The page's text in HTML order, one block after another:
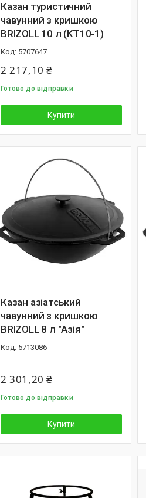
Казан туристичний
чавунний з кришкою
BRIZOLL 10 л (KT10-1)
5707647
2 217,10 ₴
Готово до відправки
Купити
Казан азiатський
чавунний з кришкою
BRIZOLL 8 л "Азiя"
5713086
2 301,20 ₴
Готово до відправки
Купити